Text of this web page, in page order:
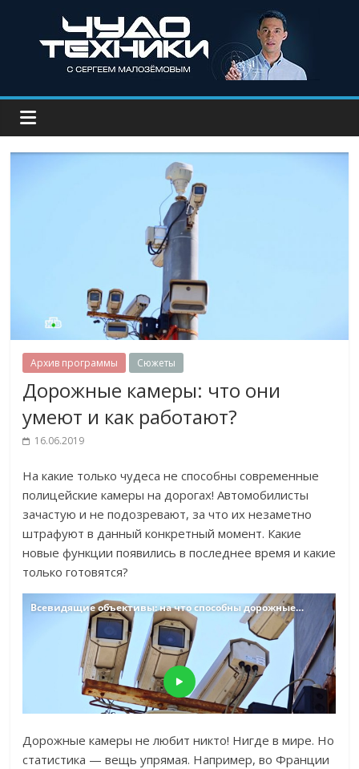
Архив программы Сюжеты
Дорожные камеры: что они
умеют и как работают?
16.06.2019
На какие только чудеса не способны современные
полицейские камеры на дорогах! Автомобилисты
зачастую и не подозревают, за что их незаметно
штрафуют в данный конкретный момент. Какие
новые функции появились в последнее время и какие
только готовятся?
Дорожные камеры не любит никто! Нигде в мире. Но
статистика — вещь упрямая. Например, во Франции